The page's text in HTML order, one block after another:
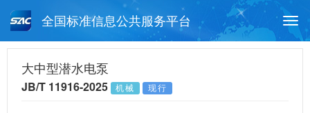
全国标准信息公共服务平台
月报查询 标准公告查询
大中型潜水电泵
JB/T 11916-2025 机械 现行